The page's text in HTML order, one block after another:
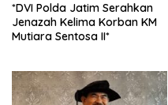
*DVI Polda Jatim Serahkan
Jenazah Kelima Korban KM
Mutiara Sentosa II*